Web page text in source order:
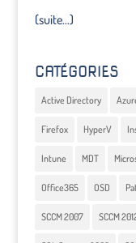
(suite…)
CATÉGORIES
Active Directory
Firefox HyperV
Intune MDT
Office365 OSD
SCCM 2007 SCCM